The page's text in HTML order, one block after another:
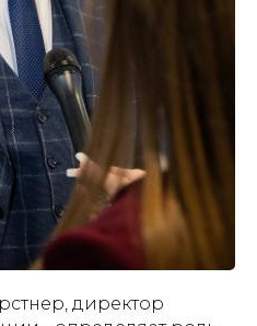
директор